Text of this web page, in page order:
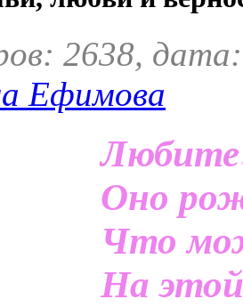
2638,
Ефимова
Оно
Что
На этой